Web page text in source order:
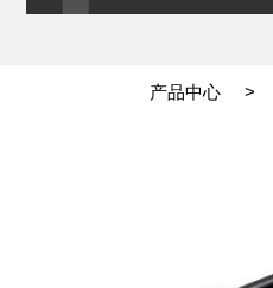
产品中心